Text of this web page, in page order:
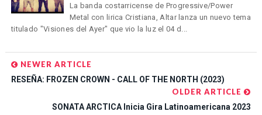
La banda costarricense de Progressive/Power
Metal con lirica Cristiana, Altar lanza un nuevo tema
titulado "Visiones del Ayer" que vio la luz el 04 d...
NEWER ARTICLE
RESEÑA: FROZEN CROWN - CALL OF THE NORTH (2023)
OLDER ARTICLE
SONATA ARCTICA Inicia Gira Latinoamericana 2023